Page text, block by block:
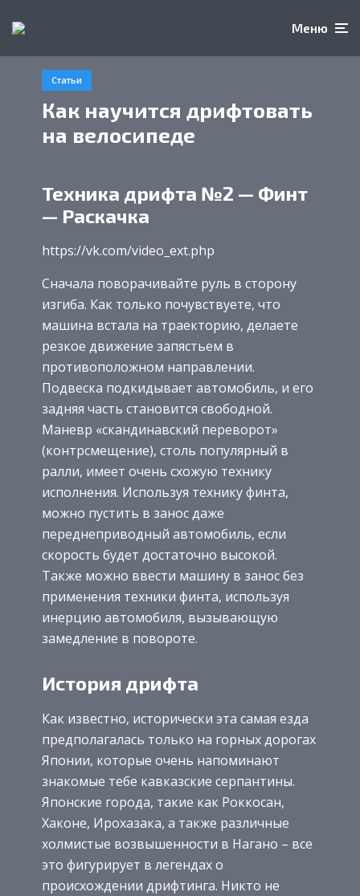
Меню
Статьи
Как научится дрифтовать
на велосипеде
Техника дрифта №2 — Финт
— Раскачка
https://vk.com/video_ext.php
Сначала поворачивайте руль в сторону
изгиба. Как только почувствуете, что
машина встала на траекторию, делаете
резкое движение запястьем в
противоположном направлении.
Подвеска подкидывает автомобиль, и его
задняя часть становится свободной.
Маневр «скандинавский переворот»
(контрсмещение), столь популярный в
ралли, имеет очень схожую технику
исполнения. Используя технику финта,
можно пустить в занос даже
переднеприводный автомобиль, если
скорость будет достаточно высокой.
Также можно ввести машину в занос без
применения техники финта, используя
инерцию автомобиля, вызывающую
замедление в повороте.
История дрифта
Как известно, исторически эта самая езда
предполагалась только на горных дорогах
Японии, которые очень напоминают
знакомые тебе кавказские серпантины.
Японские города, такие как Роккосан,
Хаконе, Ирохазака, а также различные
холмистые возвышенности в Нагано – все
это фигурирует в легендах о
происхождении дрифтинга. Никто не